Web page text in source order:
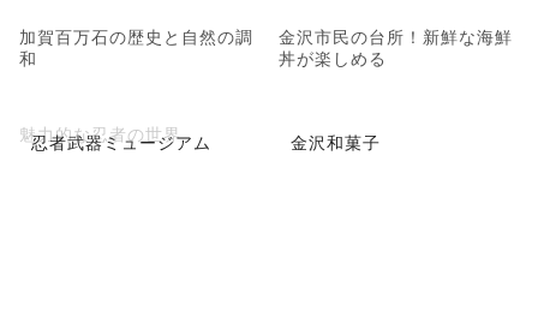
加賀百万石の歴史と自然の調
和
金沢市民の台所！新鮮な海鮮
丼が楽しめる
忍者武器ミュージアム
魅力的な忍者の世界 金沢和菓子